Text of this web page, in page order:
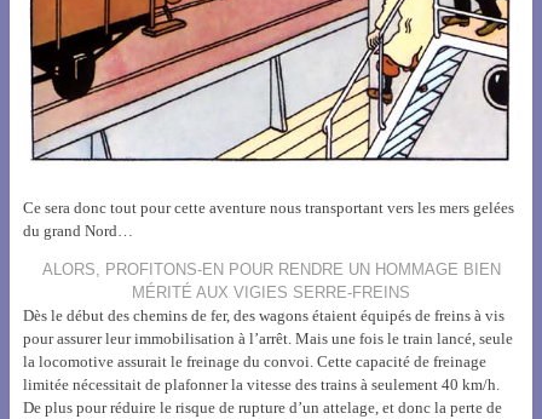
Ce sera donc tout pour cette aventure nous transportant vers les mers gelées
du grand Nord…
ALORS, PROFITONS-EN POUR RENDRE UN HOMMAGE BIEN
MÉRITÉ AUX VIGIES SERRE-FREINS
Dès le début des chemins de fer, des wagons étaient équipés de freins à vis
pour assurer leur immobilisation à l’arrêt. Mais une fois le train lancé, seule
la locomotive assurait le freinage du convoi. Cette capacité de freinage
limitée nécessitait de plafonner la vitesse des trains à seulement 40 km/h.
De plus pour réduire le risque de rupture d’un attelage, et donc la perte de